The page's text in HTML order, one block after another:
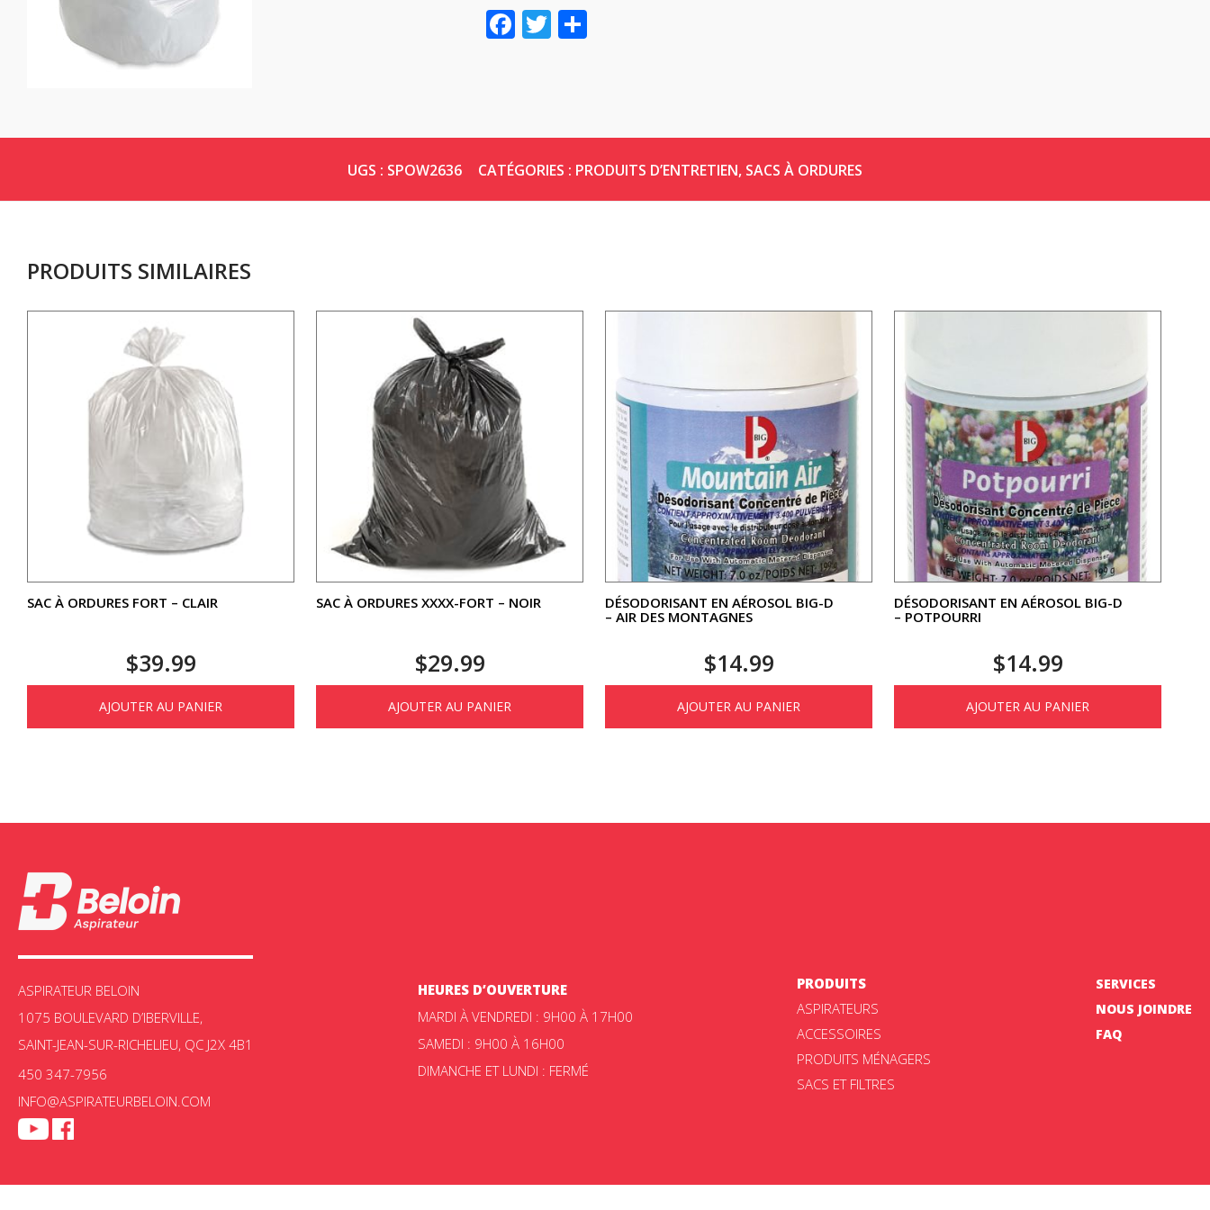
Facebook
Twitter
Share
UGS : SPOW2636 CATÉGORIES : PRODUITS D’ENTRETIEN, SACS À ORDURES
PRODUITS SIMILAIRES
SAC À ORDURES FORT – CLAIR
$39.99
AJOUTER AU PANIER
SAC À ORDURES XXXX-FORT – NOIR
$29.99
AJOUTER AU PANIER
DÉSODORISANT EN AÉROSOL BIG-D
– AIR DES MONTAGNES
$14.99
AJOUTER AU PANIER
DÉSODORISANT EN AÉROSOL BIG-D
– POTPOURRI
$14.99
AJOUTER AU PANIER
ASPIRATEUR BELOIN
1075 BOULEVARD D’IBERVILLE,
SAINT-JEAN-SUR-RICHELIEU, QC J2X 4B1
450 347-7956
INFO@ASPIRATEURBELOIN.COM
HEURES D’OUVERTURE
MARDI À VENDREDI : 9H00 À 17H00
SAMEDI : 9H00 À 16H00
DIMANCHE ET LUNDI : FERMÉ
PRODUITS
ASPIRATEURS
ACCESSOIRES
PRODUITS MÉNAGERS
SACS ET FILTRES
SERVICES
NOUS JOINDRE
FAQ